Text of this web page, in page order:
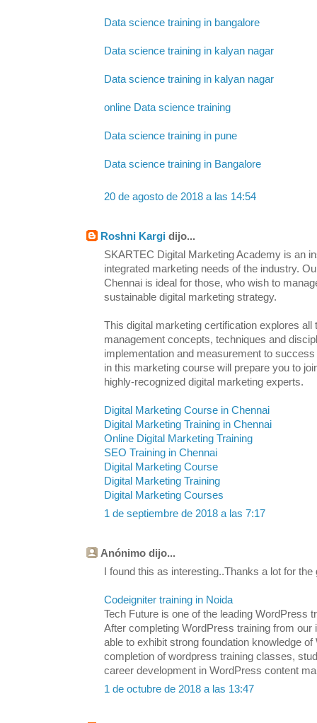
Data science training in bangalore
Data science training in kalyan nagar
Data science training in kalyan nagar
online Data science training
Data science training in pune
Data science training in Bangalore
20 de agosto de 2018 a las 14:54
Roshni Kargi dijo...
SKARTEC Digital Marketing Academy is an
integrated marketing needs of the industry.
Chennai is ideal for those, who wish to
sustainable digital marketing strategy.
This digital marketing certification explores all
management concepts, techniques and
implementation and measurement to
in this marketing course will prepare you to
highly-recognized digital marketing experts.
Digital Marketing Course in Chennai
Digital Marketing Training in Chennai
Online Digital Marketing Training
SEO Training in Chennai
Digital Marketing Course
Digital Marketing Training
Digital Marketing Courses
1 de septiembre de 2018 a las 7:17
Anónimo dijo...
I found this as interesting..Thanks a lot for
Codeigniter training in Noida
Tech Future is one of the leading WordPress
After completing WordPress training from our
able to exhibit strong foundation knowledge
completion of wordpress training classes,
career development in WordPress content
1 de octubre de 2018 a las 13:47